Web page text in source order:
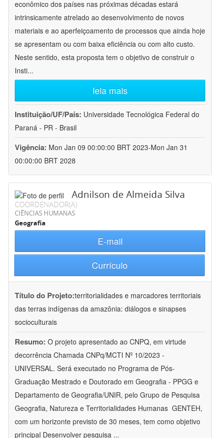
econômico dos países nas próximas décadas estará
intrinsicamente atrelado ao desenvolvimento de novos
materiais e ao aperfeiçoamento de processos que ainda hoje
se apresentam ou com baixa eficiência ou com alto custo.
Neste sentido, esta proposta tem o objetivo de construir o
Insti...
leia mais
Instituição/UF/País: Universidade Tecnológica Federal do
Paraná - PR - Brasil
Vigência: Mon Jan 09 00:00:00 BRT 2023-Mon Jan 31
00:00:00 BRT 2028
Adnilson de Almeida Silva
COORDENADOR(A)
CIÊNCIAS HUMANAS
Geografia
E-mail
Currículo
Título do Projeto:territorialidades e marcadores territoriais
das terras indígenas da amazônia: diálogos e sinapses
socioculturais
Resumo: O projeto apresentado ao CNPQ, em virtude
decorrência Chamada CNPq/MCTI Nº 10/2023 -
UNIVERSAL. Será executado no Programa de Pós-
Graduação Mestrado e Doutorado em Geografia - PPGG e
Departamento de Geografia/UNIR, pelo Grupo de Pesquisa
Geografia, Natureza e Territorialidades Humanas  GENTEH,
com um horizonte previsto de 30 meses, tem como objetivo
principal Desenvolver pesquisa ...